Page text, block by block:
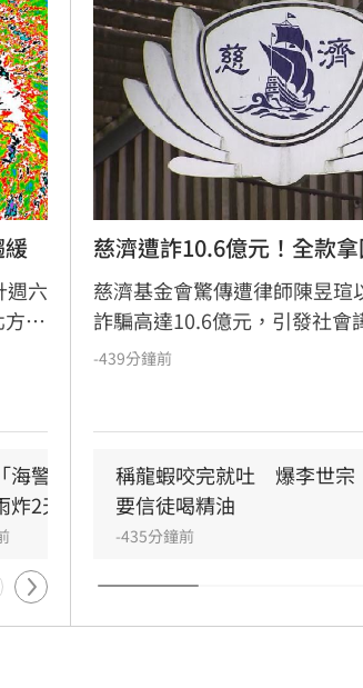
週六
海
度
海警範圍擴大」 這
2天
出國注意！桃
慈濟遭詐10.6億元！全款
慈濟基金會驚傳遭律師陳昱瑄
詐騙高達10.6億元，引發社會
已遭羈押，但慈濟直到起訴曝
疏漏，更有法界人士認為聲明
常。
-439分鐘前
稱龍蝦咬完就吐　爆李世宗
要信徒喝精油
-435分鐘前